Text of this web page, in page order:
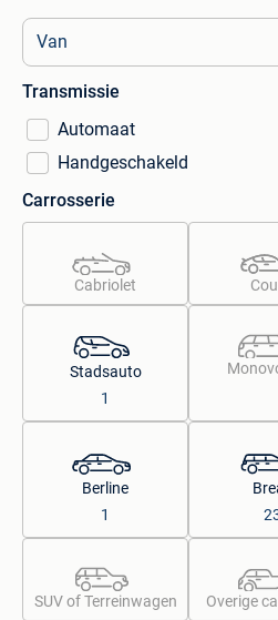
Transmissie
Automaat
Handgeschakeld
Carrosserie
Cabriolet
Stadsauto
1
Berline
1
SUV of Terreinwagen Overige